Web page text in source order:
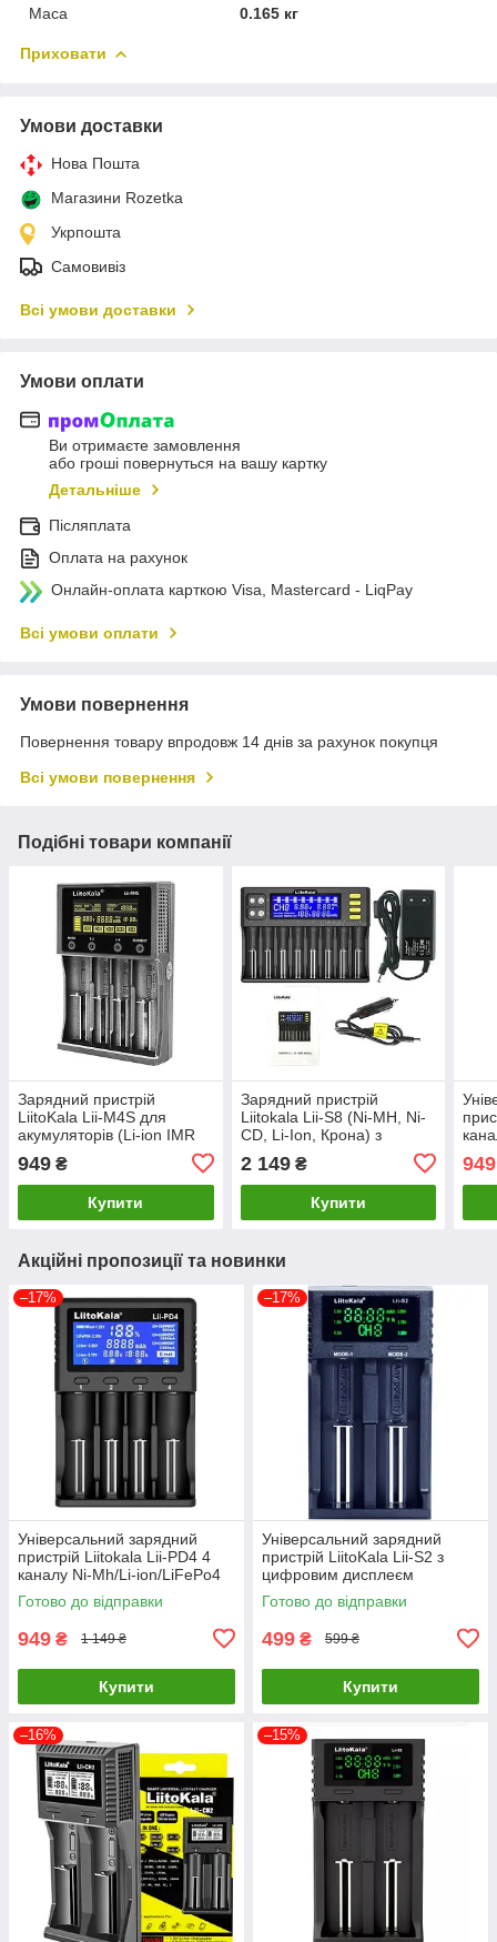
Маса 0.165 кг
Приховати
Умови доставки
Нова Пошта
Магазини Rozetka
Укрпошта
Самовивіз
Всі умови доставки
Умови оплати
Ви отримаєте замовлення
або гроші повернуться на вашу картку
Детальніше
Післяплата
Оплата на рахунок
Онлайн-оплата карткою Visa, Mastercard - LiqPay
Всі умови оплати
Умови повернення
Повернення товару впродовж 14 днів за рахунок покупця
Всі умови повернення
Подібні товари компанії
Зарядний пристрій
LiitoKala Lii-M4S для
акумуляторів (Li-ion IMR
LiFe NiMH) + Rower bank +
Type-C
949 ₴
Купити
Зарядний пристрій
Liitokala Lii-S8 (Ni-MH, Ni-
CD, Li-Ion, Крона) з
автоадаптер
2 149₴
Купити
949
Акційні пропозиції та новинки
–17%
Універсальний зарядний
пристрій Liitokala Lii-PD4 4
каналу Ni-Mh/Li-ion/LiFePo4
220V/12V LCD
Готово до відправки
949 ₴ 1 149 ₴
Купити
–17%
Універсальний зарядний
пристрій LiitoKala Lii-S2 з
цифровим дисплеєм
Готово до відправки
499 ₴ 599 ₴
Купити
–16% –15%